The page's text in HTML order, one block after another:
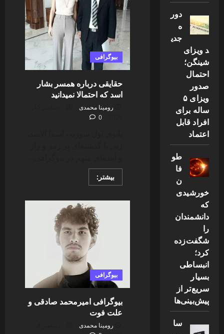
جوانی
قبل
انقلاب
و
فرزندانش]
بیوگرافی
حقایقی درباره همسر بشار
اسد که احتمالا نمیدانید
رومینا محمدی
0
بیشتر:Read
more
درباره
همسر
بشار
اسد
که
احتمالا
نمیدانید
بیوگرافی
بیوگرافی امیرمحمد صادقی و
علت فوت
رومینا محمدی
دور
ه
جدی
د ویزای
شینگن؛
احتمال
صدور
ویزای ۵
ساله برای
افراد قابل
اعتماد
طو
فا
ن
خورشیدی
که
دانشمندان
را
شگفت‌زده
کرد؛
انبساطی
بسیار
سریع‌تر از
پیش‌بینی‌ها
سا